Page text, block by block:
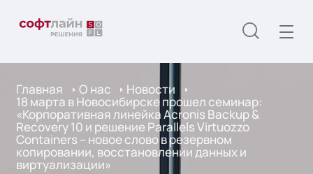
Главная О нас Новости
18 марта в Новосибирске прошел семинар:
«Корпоративная линейка Acronis Backup &
Recovery 10 и решение Parallels Virtuozzo
Containers – новое слово в резервном
копировании, восстановлении данных и
виртуализации»